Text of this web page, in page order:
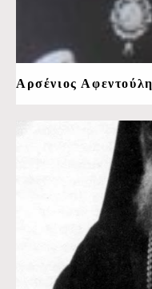
Αρσένιος